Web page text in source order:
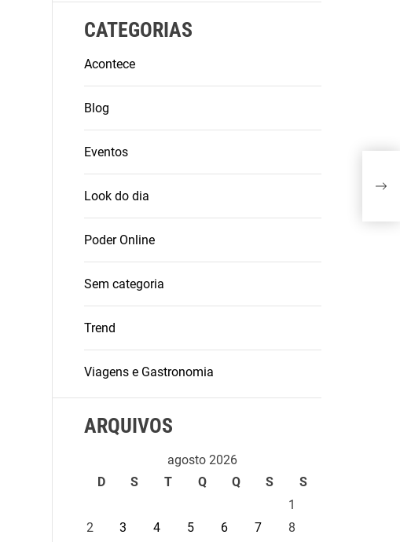
CATEGORIAS
Acontece
Blog
Eventos
Look do dia
Poder Online
Sem categoria
Trend
Viagens e Gastronomia
ARQUIVOS
agosto 2026
D
S T Q Q S
S
1
2
3 4 5 6 7
8